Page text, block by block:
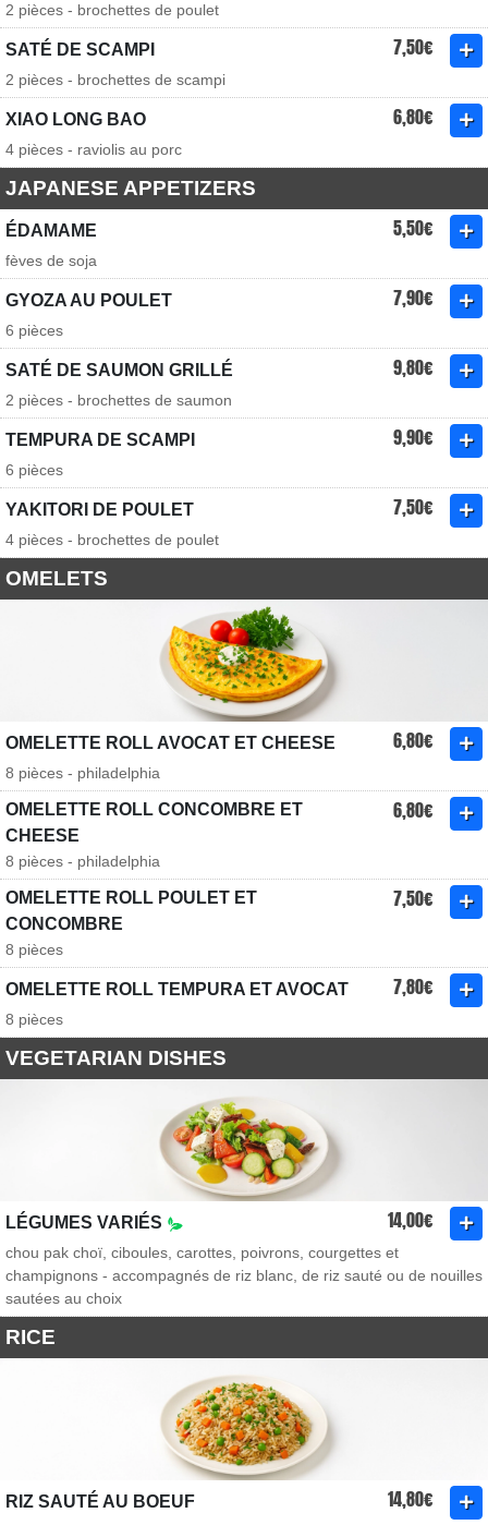
2 pièces - brochettes de poulet
SATÉ DE SCAMPI 7,50€
2 pièces - brochettes de scampi
XIAO LONG BAO 6,80€
4 pièces - raviolis au porc
JAPANESE APPETIZERS
ÉDAMAME 5,50€
fèves de soja
GYOZA AU POULET 7,90€
6 pièces
SATÉ DE SAUMON GRILLÉ 9,80€
2 pièces - brochettes de saumon
TEMPURA DE SCAMPI 9,90€
6 pièces
YAKITORI DE POULET 7,50€
4 pièces - brochettes de poulet
OMELETS
OMELETTE ROLL AVOCAT ET CHEESE 6,80€
8 pièces - philadelphia
OMELETTE ROLL CONCOMBRE ET
CHEESE
6,80€
8 pièces - philadelphia
OMELETTE ROLL POULET ET
CONCOMBRE
7,50€
8 pièces
OMELETTE ROLL TEMPURA ET AVOCAT 7,80€
8 pièces
VEGETARIAN DISHES
LÉGUMES VARIÉS 14,00€
chou pak choï, ciboules, carottes, poivrons, courgettes et
champignons - accompagnés de riz blanc, de riz sauté ou de nouilles
sautées au choix
RICE
RIZ SAUTÉ AU BOEUF 14,80€